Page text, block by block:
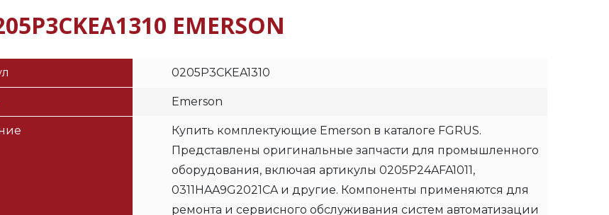
EMERSON
0205P3CKEA1310
Emerson
Купить комплектующие Emerson в каталоге FGRUS.
Представлены оригинальные запчасти для промышленного
оборудования, включая артикулы 0205P24AFA1011,
0311HAA9G2021CA и другие. Компоненты применяются для
ремонта и сервисного обслуживания систем автоматизации